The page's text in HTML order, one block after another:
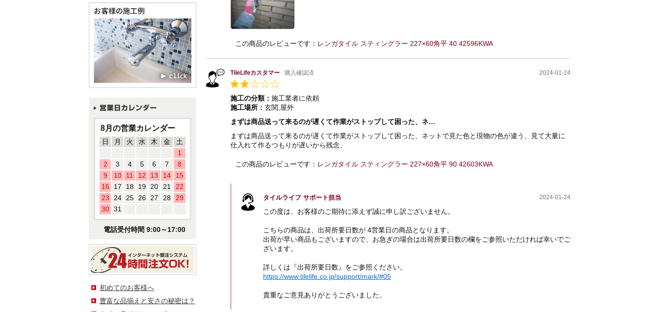
8月の営業カレンダー
日 月 火 水 木 金
土
1
2
3 4 5 6 7
8
9
10 11 12 13 14
15
16
17 18 19 20 21
22
23
24 25 26 27 28
29
30 31
電話受付時間 9:00～17:00
初めてのお客様へ
豊富な品揃えと安さの秘密は？
この商品のレビューです： レンガタイル スティングラー 227×60角平 40 42596KWA
TileLifeカスタマー 購入確認済 2024-01-24
施工の分類： 施工業者に依頼
施工場所： 玄関,屋外
まずは商品送って来るのが遅くて作業がストップして困った、ネ…
まずは商品送って来るのが遅くて作業がストップして困った、ネットで見た色と現物の色が違う、見て大量に
仕入れて作るつもりが遅いから残念、
この商品のレビューです： レンガタイル スティングラー 227×60角平 90 42603KWA
タイルライフ サポート担当 2024-01-24
この度は、お客様のご期待に添えず誠に申し訳ございません。
こちらの商品は、出荷所要日数が 4営業日の商品となります。
出荷が早い商品もございますので、お急ぎの場合は出荷所要日数の欄をご参照いただければ幸いでご
ざいます。
詳しくは『出荷所要日数』をご参照ください。
https://www.tilelife.co.jp/support/mark/#05
貴重なご意見ありがとうございました。